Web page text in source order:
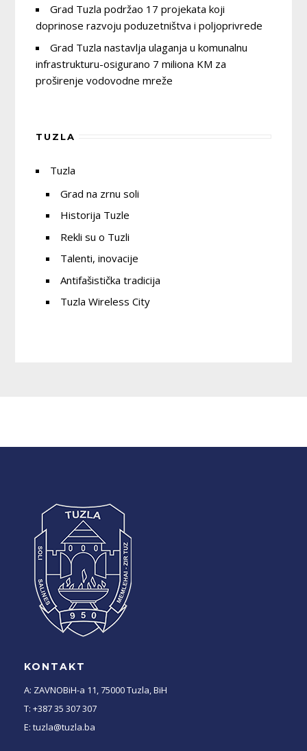
Grad Tuzla podržao 17 projekata koji
doprinose razvoju poduzetništva i poljoprivrede
Grad Tuzla nastavlja ulaganja u komunalnu
infrastrukturu-osigurano 7 miliona KM za
proširenje vodovodne mreže
TUZLA
Tuzla
Grad na zrnu soli
Historija Tuzle
Rekli su o Tuzli
Talenti, inovacije
Antifašistička tradicija
Tuzla Wireless City
KONTAKT
A: ZAVNOBiH-a 11, 75000 Tuzla, BiH
T: +387 35 307 307
E: tuzla@tuzla.ba